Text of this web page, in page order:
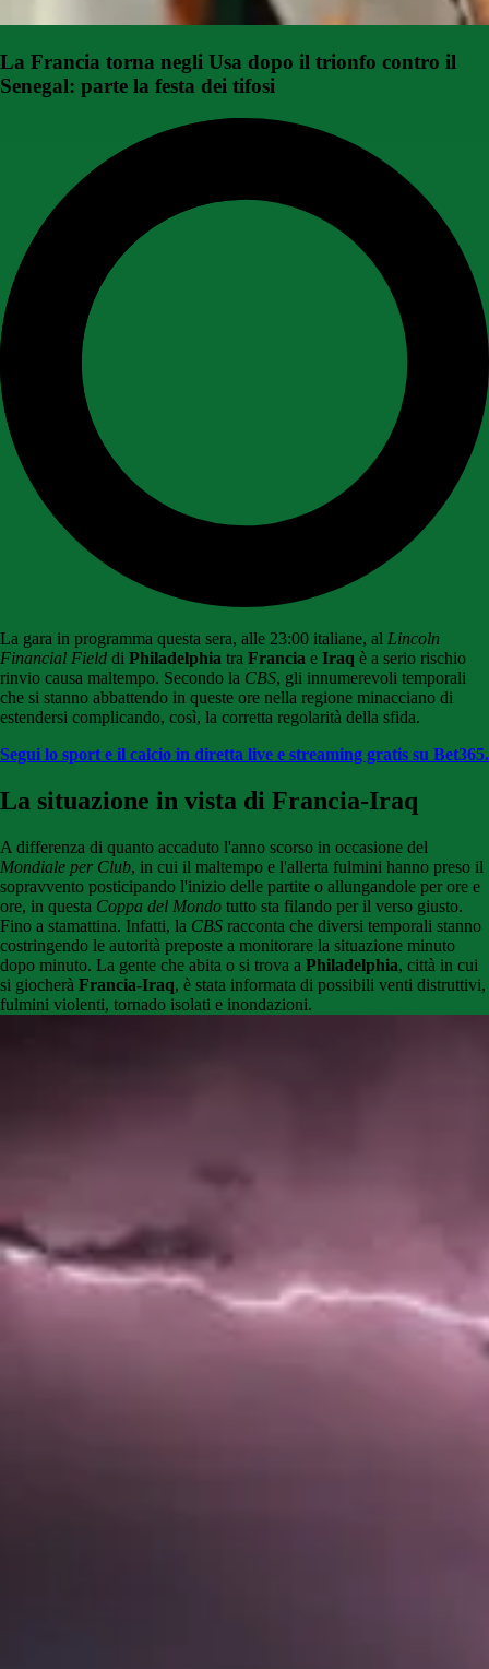
La Francia torna negli Usa dopo il trionfo contro il
Senegal: parte la festa dei tifosi
La gara in programma questa sera, alle 23:00 italiane, al Lincoln
Financial Field di Philadelphia tra Francia e Iraq è a serio rischio
rinvio causa maltempo. Secondo la CBS, gli innumerevoli temporali
che si stanno abbattendo in queste ore nella regione minacciano di
estendersi complicando, così, la corretta regolarità della sfida.
Segui lo sport e il calcio in diretta live e streaming gratis su Bet365.
La situazione in vista di Francia-Iraq
A differenza di quanto accaduto l'anno scorso in occasione del
Mondiale per Club, in cui il maltempo e l'allerta fulmini hanno preso il
sopravvento posticipando l'inizio delle partite o allungandole per ore e
ore, in questa Coppa del Mondo tutto sta filando per il verso giusto.
Fino a stamattina. Infatti, la CBS racconta che diversi temporali stanno
costringendo le autorità preposte a monitorare la situazione minuto
dopo minuto. La gente che abita o si trova a Philadelphia, città in cui
si giocherà Francia-Iraq, è stata informata di possibili venti distruttivi,
fulmini violenti, tornado isolati e inondazioni.